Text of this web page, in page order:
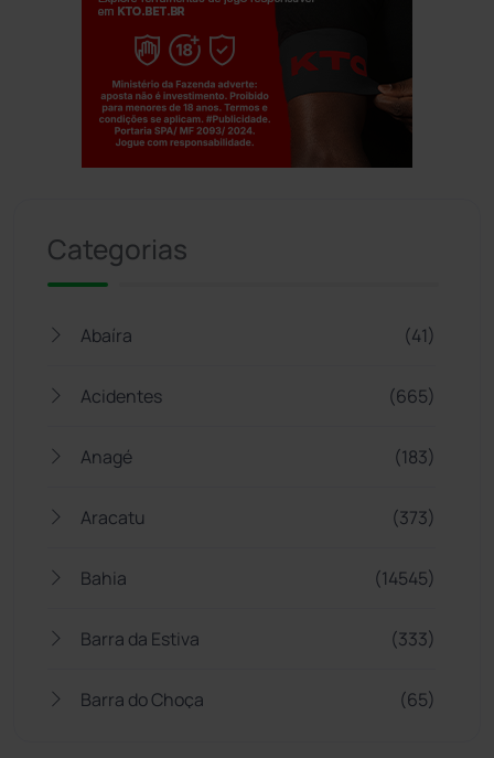
Categorias
Abaíra (41)
Acidentes (665)
Anagé (183)
Aracatu (373)
Bahia (14545)
Barra da Estiva (333)
Barra do Choça (65)